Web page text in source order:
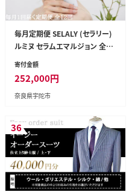
毎月定期便 SELALY (セラリー)
ルミヌ セラムエマルジョン 全12
回 ヒアルロン酸 ふるさと納税
乳液 化粧 美容 潤い ハリ ケア
大和当帰 天然精油 コスメ 漢方
母の日 化粧品 送料無料
寄付金額
252,000円
奈良県宇陀市
36